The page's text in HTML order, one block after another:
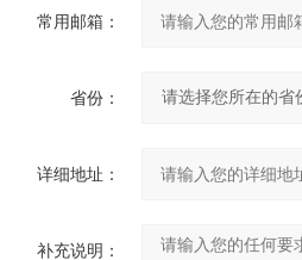
常用邮箱：
省份：
详细地址：
补充说明：